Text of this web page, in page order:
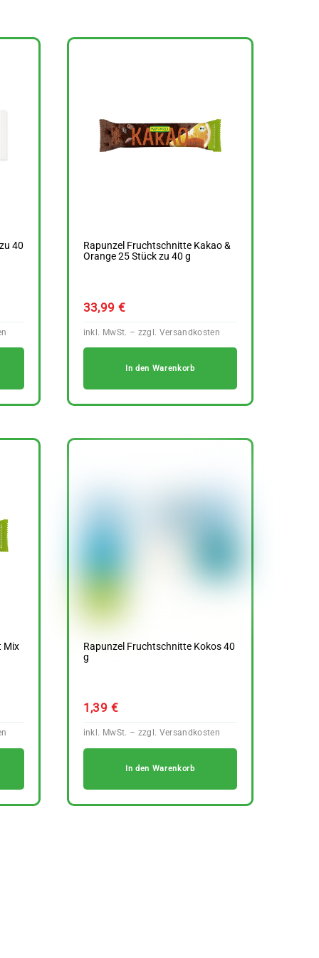
40
Rapunzel Fruchtschnitte Kakao &
Orange 25 Stück zu 40 g
33,99 €
In den Warenkorb
Mix
Rapunzel Fruchtschnitte Kokos 40
g
1,39 €
In den Warenkorb